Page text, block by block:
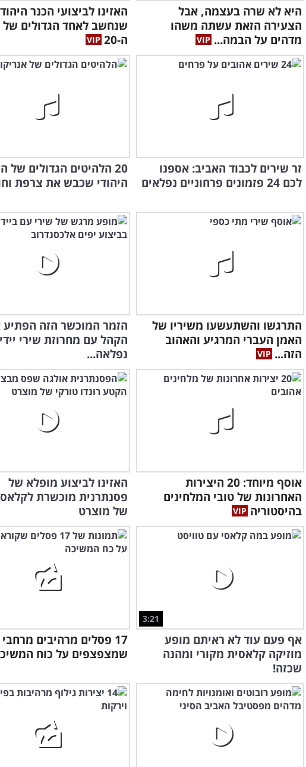
היא לא שרה בעצמה, אבל
הצעירה הזאת עשתה משהו
מדהים על הבמה...
האזינו לביצועי הכנר
שנחשב לאחד הגדולים
ה-20
זר שירים לכבוד האביב: אספנו
לכם 24 פזמונים פרחוניים נפלאים
20 הלהיטים הגדולים של
היהודי שכבש את צרפת וחוגג
התרגשו והשתעשעו משיריו של
האמן העברי המרגיע והאהוב
הזה...
הזמר המוכשר הזה
הקהל עם מחרוזת שירי
נפלאה...
אוסף מיוחד: 20 היצירות
האחרונות של טובי המלחינים
בהיסטוריה
האזינו לביצוע מופלא של
פסנתרנית מוכשרת
של מוצרט
3:21
אף פעם עוד לא ראיתם מופע
מוזיקה קלאסית מקורי ומהנה
שכזה!
17 פסלים מרהיבים
שמצפצפים על כוח